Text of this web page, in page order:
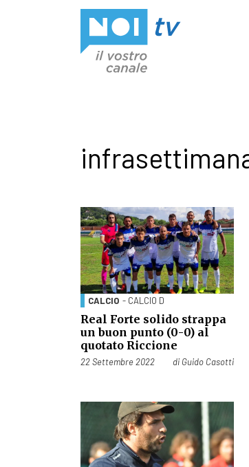
CALCIO - CALCIO D
Real Forte solido strappa
un buon punto (0-0) al
quotato Riccione
Pubblicato il
22 Settembre 2022 di Guido Casotti